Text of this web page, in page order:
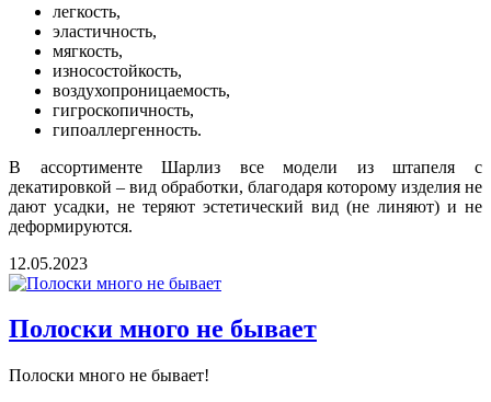
легкость,
эластичность,
мягкость,
износостойкость,
воздухопроницаемость,
гигроскопичность,
гипоаллергенность.
В ассортименте Шарлиз все модели из штапеля с
декатировкой – вид обработки, благодаря которому изделия не
дают усадки, не теряют эстетический вид (не линяют) и не
деформируются.
12.05.2023
Полоски много не бывает
Полоски много не бывает!